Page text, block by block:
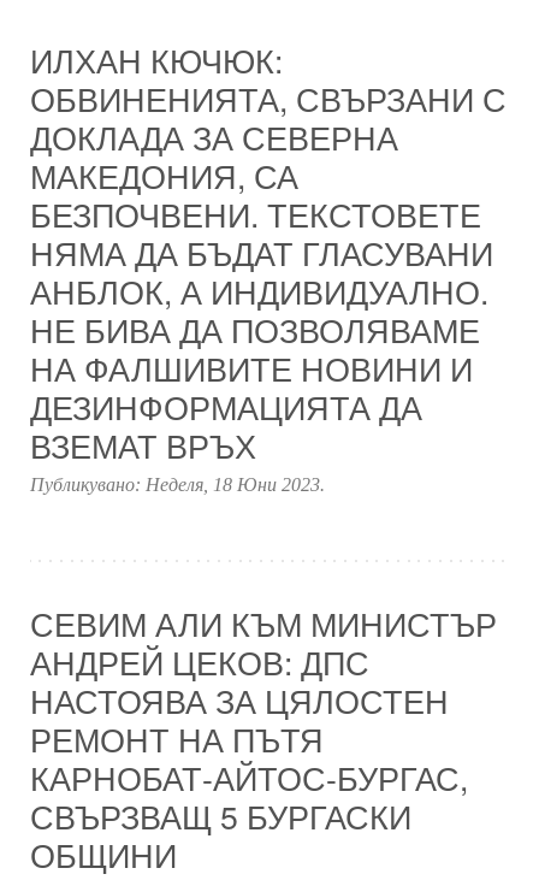
ИЛХАН КЮЧЮК:
ОБВИНЕНИЯТА, СВЪРЗАНИ С
ДОКЛАДА ЗА СЕВЕРНА
МАКЕДОНИЯ, СА
БЕЗПОЧВЕНИ. ТЕКСТОВЕТЕ
НЯМА ДА БЪДАТ ГЛАСУВАНИ
АНБЛОК, А ИНДИВИДУАЛНО.
НЕ БИВА ДА ПОЗВОЛЯВАМЕ
НА ФАЛШИВИТЕ НОВИНИ И
ДЕЗИНФОРМАЦИЯТА ДА
ВЗЕМАТ ВРЪХ
Публикувано: Неделя, 18 Юни 2023.
СЕВИМ АЛИ КЪМ МИНИСТЪР
АНДРЕЙ ЦЕКОВ: ДПС
НАСТОЯВА ЗА ЦЯЛОСТЕН
РЕМОНТ НА ПЪТЯ
КАРНОБАТ-АЙТОС-БУРГАС,
СВЪРЗВАЩ 5 БУРГАСКИ
ОБЩИНИ